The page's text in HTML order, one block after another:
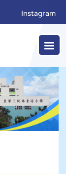
Instagram